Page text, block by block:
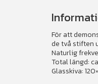
För att
de två stiften
Naturlig
Total längd:
Glasskiva: